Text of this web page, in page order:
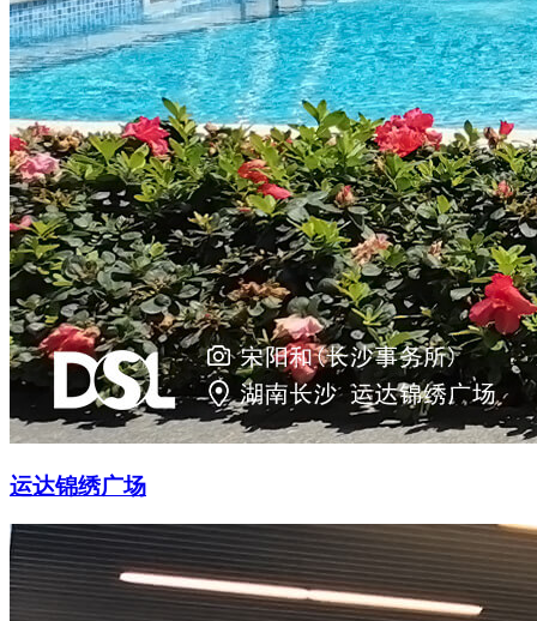
运达锦绣广场